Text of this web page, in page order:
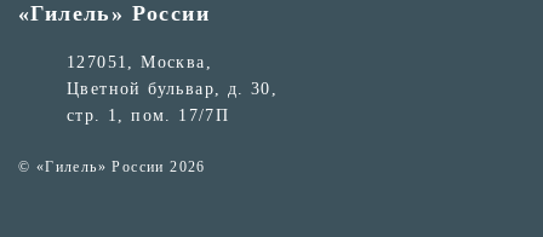
«Гилель» России
127051, Москва,
Цветной бульвар, д. 30,
стр. 1, пом. 17/7П
© «Гилель» России 2026